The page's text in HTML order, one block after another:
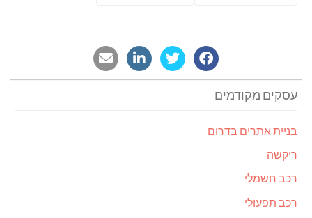
עסקים מקודמים
בניית אתרים בדרום
ריקשה
רכב חשמלי
רכב תפעולי